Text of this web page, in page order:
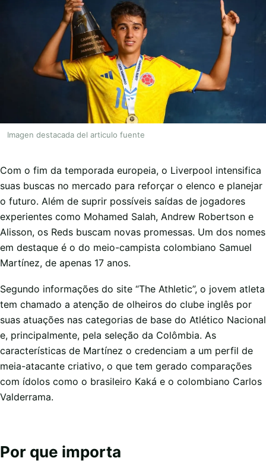
Imagen destacada del articulo fuente
Com o fim da temporada europeia, o Liverpool intensifica
suas buscas no mercado para reforçar o elenco e planejar
o futuro. Além de suprir possíveis saídas de jogadores
experientes como Mohamed Salah, Andrew Robertson e
Alisson, os Reds buscam novas promessas. Um dos nomes
em destaque é o do meio-campista colombiano Samuel
Martínez, de apenas 17 anos.
Segundo informações do site “The Athletic”, o jovem atleta
tem chamado a atenção de olheiros do clube inglês por
suas atuações nas categorias de base do Atlético Nacional
e, principalmente, pela seleção da Colômbia. As
características de Martínez o credenciam a um perfil de
meia-atacante criativo, o que tem gerado comparações
com ídolos como o brasileiro Kaká e o colombiano Carlos
Valderrama.
Por que importa